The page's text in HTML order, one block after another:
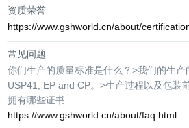
资质荣誉
https://www.gshworld.cn/about/
常见问题
你们生产的质量标准是什么？>我们的生
USP41, EP and CP。>生产过程以及包装
拥有哪些证书...
https://www.gshworld.cn/about/faq.html